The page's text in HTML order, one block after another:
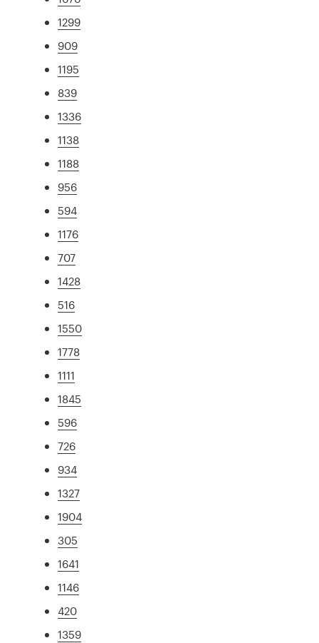
1299
909
1195
839
1336
1138
1188
956
594
1176
707
1428
516
1550
1778
1111
1845
596
726
934
1327
1904
305
1641
1146
420
1359